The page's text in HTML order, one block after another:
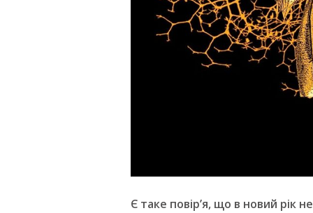
Є таке повір’я, що в новий рік